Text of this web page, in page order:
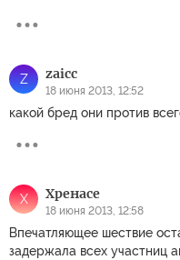
Z zaicc
18 июня 2013, 12:52
какой бред они против
Х Хренаce
18 июня 2013, 12:58
Впечатляющее шествие
задержала всех участниц